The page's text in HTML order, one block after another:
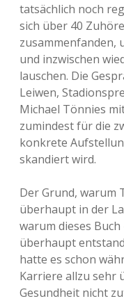
tatsächlich noch
sich über 40
zusammenfanden,
und inzwischen
lauschen. Die
Leiwen,
Michael Tönnies
zumindest für die
konkrete
skandiert wird.
Der Grund, warum
überhaupt in der
warum dieses
überhaupt
hatte es schon
Karriere allzu sehr
Gesundheit nicht